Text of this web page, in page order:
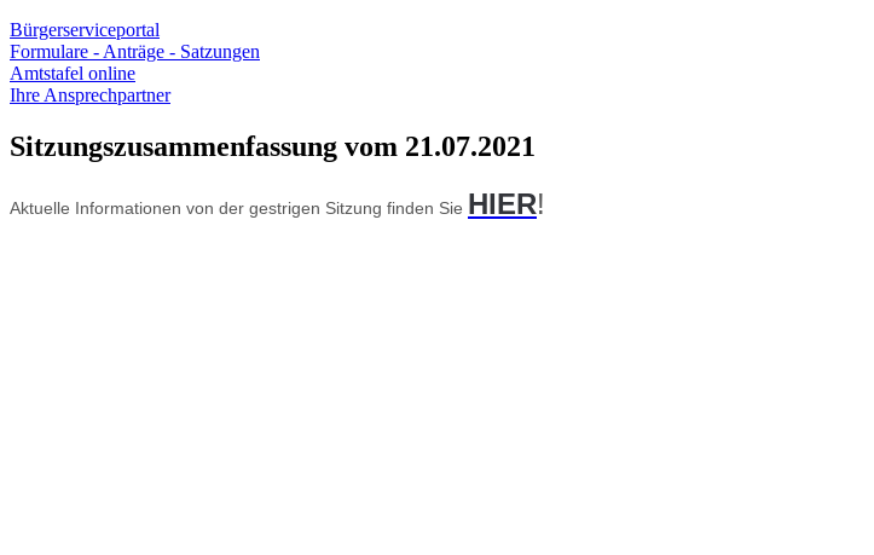
Bürgerserviceportal
Formulare - Anträge - Satzungen
Amtstafel online
Ihre Ansprechpartner
Sitzungszusammenfassung vom 21.07.2021
Aktuelle Informationen von der gestrigen Sitzung finden Sie HIER!